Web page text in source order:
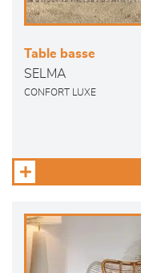
Table basse
SELMA
CONFORT LUXE